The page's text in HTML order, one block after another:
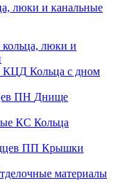
люки и канальные
люки и
Кольца с дном
Днище
Кольца
Крышки
материалы